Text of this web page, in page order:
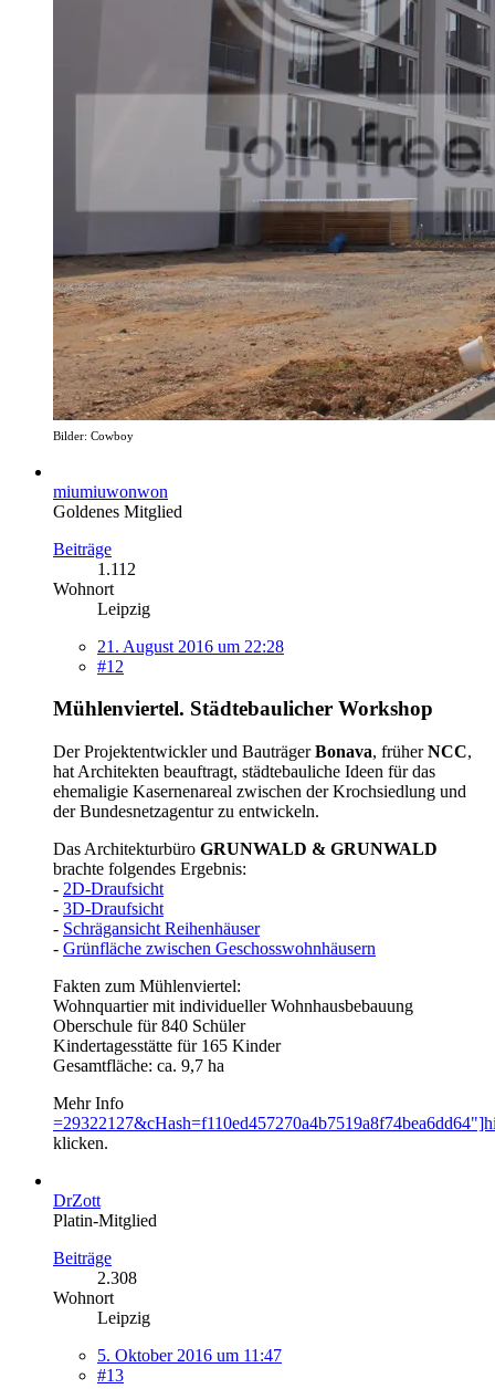
Bilder: Cowboy
miumiuwonwon
Goldenes Mitglied
Beiträge
1.112
Wohnort
Leipzig
21. August 2016 um 22:28
#12
Mühlenviertel. Städtebaulicher Workshop
Der Projektentwickler und BauträgerBonava, früherNCC,
hat Architekten beauftragt, städtebauliche Ideen für das
ehemaligie Kasernenareal zwischen der Krochsiedlung und
der Bundesnetzagentur zu entwickeln.
Das Architekturbüro GRUNWALD & GRUNWALD
brachte folgendes Ergebnis:
- 2D-Draufsicht
- 3D-Draufsicht
- Schrägansicht Reihenhäuser
- Grünfläche zwischen Geschosswohnhäusern
Fakten zum Mühlenviertel:
Wohnquartier mit individueller Wohnhausbebauung
Oberschule für 840 Schüler
Kindertagesstätte für 165 Kinder
Gesamtfläche: ca. 9,7 ha
Mehr Info
klicken.
DrZott
Platin-Mitglied
Beiträge
2.308
Wohnort
Leipzig
5. Oktober 2016 um 11:47
#13